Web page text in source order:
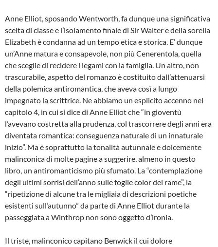
Anne Elliot, sposando Wentworth, fa dunque una significativa
scelta di classe e l’isolamento finale di Sir Walter e della sorella
Elizabeth è condanna ad un tempo etica e storica. E’ dunque
un’Anne matura e consapevole, non più Cenerentola, quella
che sceglie di recidere i legami con la famiglia. Un altro, non
trascurabile, aspetto del romanzo è costituito dall’attenuarsi
della polemica antiromantica, che aveva così a lungo
impegnato la scrittrice. Ne abbiamo un esplicito accenno nel
capitolo 4, in cui si dice di Anne Elliot che “in gioventù
l’avevano costretta alla prudenza, col trascorrere degli anni era
diventata romantica: conseguenza naturale di un innaturale
inizio”. Ma è soprattutto la tonalità autunnale e dolcemente
malinconica di molte pagine a suggerire, almeno in questo
libro, un antiromanticismo più sfumato. La “contemplazione
degli ultimi sorrisi dell’anno sulle foglie color del rame”, la
“ripetizione di alcune tra le migliaia di descrizioni poetiche
esistenti sull’autunno” da parte di Anne Elliot durante la
passeggiata a Winthrop non sono oggetto d’ironia.
Il triste, malinconico capitano Benwick il cui dolore